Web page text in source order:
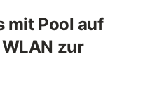
mit Pool auf
zur